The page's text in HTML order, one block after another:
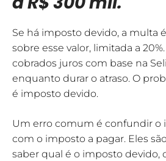
Se há imposto devido, a multa
sobre esse valor, limitada a
cobrados juros com base na
enquanto durar o atraso. O
é imposto devido.
Um erro comum é confundir o
com o imposto a pagar. Eles
saber qual é o imposto